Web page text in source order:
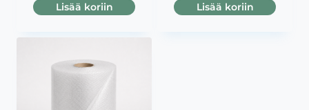
Lisää koriin Lisää koriin